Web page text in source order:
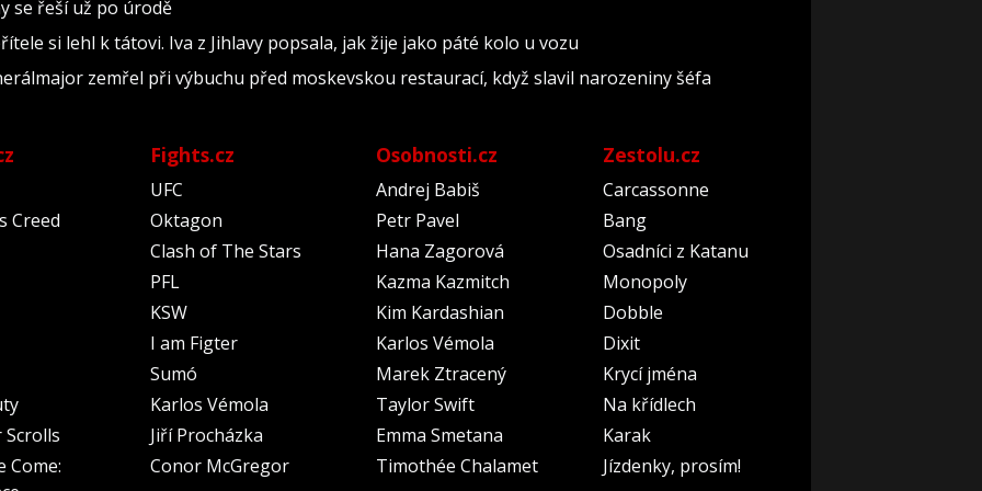
se řeší už po úrodě
si lehl k tátovi. Iva z Jihlavy popsala, jak žije jako páté kolo u vozu
zemřel při výbuchu před moskevskou restaurací, když slavil narozeniny šéfa
Creed
Scrolls
Come:
Fights.cz
UFC
Oktagon
Clash of The Stars
PFL
KSW
I am Figter
Sumó
Karlos Vémola
Jiří Procházka
Conor McGregor
Osobnosti.cz
Andrej Babiš
Petr Pavel
Hana Zagorová
Kazma Kazmitch
Kim Kardashian
Karlos Vémola
Marek Ztracený
Taylor Swift
Emma Smetana
Timothée Chalamet
Zestolu.cz
Carcassonne
Bang
Osadníci z Katanu
Monopoly
Dobble
Dixit
Krycí jména
Na křídlech
Karak
Jízdenky, prosím!